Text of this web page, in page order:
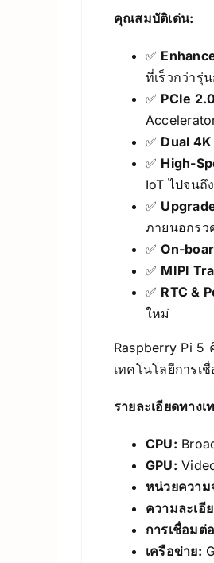
คุณสมบัติเด่น:
✅
ที่เร็วกว่ารุ่
✅ PCIe
✅ Dual
✅ High-
IoT ไปจนถึ
✅
ภายนอกรว
✅On-
✅ MIPI
✅ RTC &
ใหม่
Raspberry Pi 5
เทคโนโลยีการเ
รายละเอียดทาง
CPU:
GPU:
หน่วยความ
ความละเอี
การเชื่อมต่
เครือข่าย: